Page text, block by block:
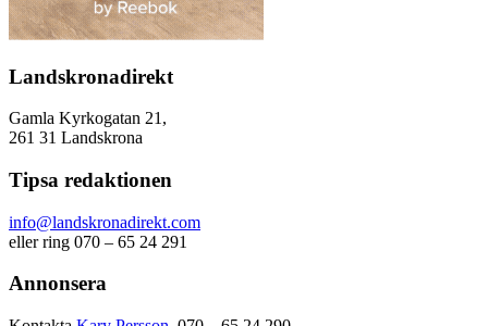
Landskronadirekt
Gamla Kyrkogatan 21,
261 31 Landskrona
Tipsa redaktionen
info@landskronadirekt.com
eller ring 070 – 65 24 291
Annonsera